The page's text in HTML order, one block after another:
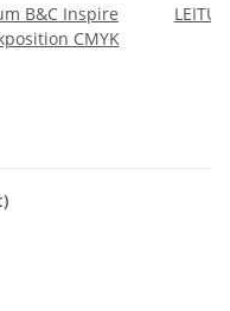
B&C Inspire
CMYK